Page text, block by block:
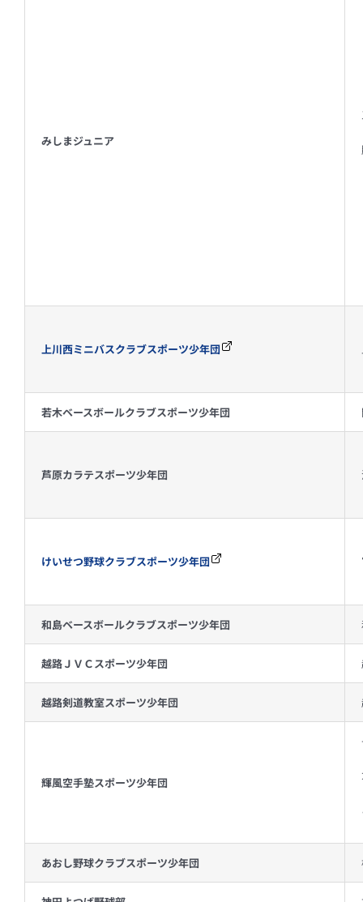
みしまジュニア
上川西ミニバスクラブスポーツ少年団
若木ベースボールクラブスポーツ少年団
芦原カラテスポーツ少年団
けいせつ野球クラブスポーツ少年団
和島ベースボールクラブスポーツ少年団
越路ＪＶＣスポーツ少年団
越路剣道教室スポーツ少年団
輝風空手塾スポーツ少年団
あおし野球クラブスポーツ少年団